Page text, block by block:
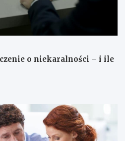
o niekaralności – i ile